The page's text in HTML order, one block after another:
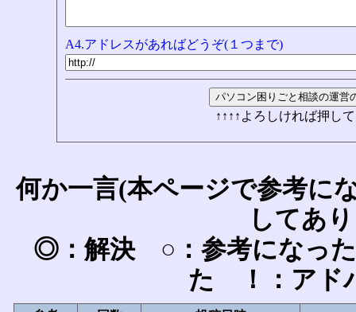
A4.アドレスがあればどうぞ(１つまで)
↑↑↑↑よろしければ押し
何か一言(本ページで参考に
してあ
◎：解決 ○：参考になっ
た ！：アド